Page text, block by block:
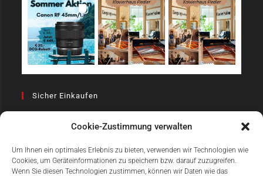
Cookie-Zustimmung verwalten
Um Ihnen ein optimales Erlebnis zu bieten, verwenden wir Technologien wie
Cookies, um Geräteinformationen zu speichern bzw. darauf zuzugreifen.
Wenn Sie diesen Technologien zustimmen, können wir Daten wie das
Sicher Einkaufen